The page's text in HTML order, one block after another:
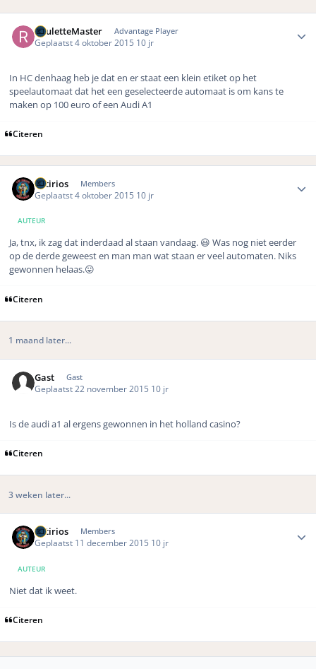
RouletteMaster Advantage Player
Geplaatst4 oktober 2015 10 jr
In HC denhaag heb je dat en er staat een klein etiket op het
speelautomaat dat het een geselecteerde automaat is om kans te
maken op 100 euro of een Audi A1
Citeren
Sotirios Members
Geplaatst4 oktober 2015 10 jr
AUTEUR
Ja, tnx, ik zag dat inderdaad al staan vandaag. 😃 Was nog niet eerder
op de derde geweest en man man wat staan er veel automaten. Niks
gewonnen helaas.😛
Citeren
1 maand later...
Gast Gast
Geplaatst 22 november 2015 10 jr
Is de audi a1 al ergens gewonnen in het holland casino?
Citeren
3 weken later...
Sotirios Members
Geplaatst 11 december 2015 10 jr
AUTEUR
Niet dat ik weet.
Citeren